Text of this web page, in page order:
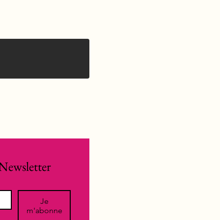
Je
m'abonne